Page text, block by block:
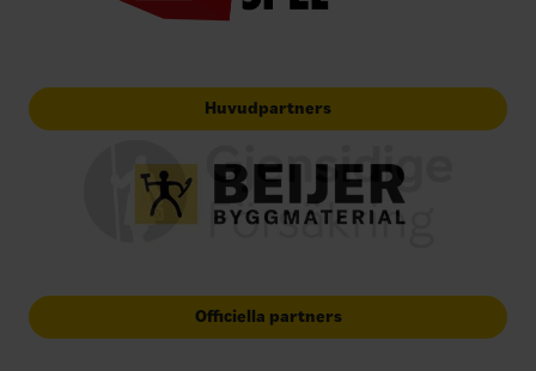
Huvudpartners
Officiella partners